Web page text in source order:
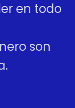
en todo
son